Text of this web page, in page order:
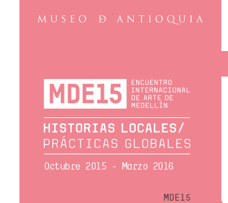
Octubre 2015 - Marzo 2016
MDE15